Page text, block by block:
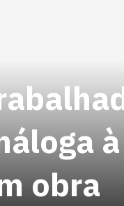
à
obra